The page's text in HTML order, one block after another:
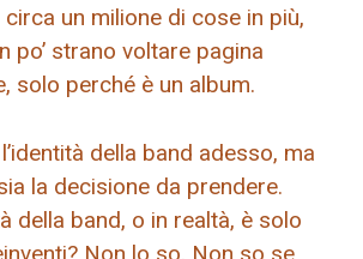
circa un milione di cose in più,
po’ strano voltare pagina
solo perché è un album.
l’identità della band adesso, ma
la decisione da prendere.
della band, o in realtà, è solo
Non lo so. Non so se